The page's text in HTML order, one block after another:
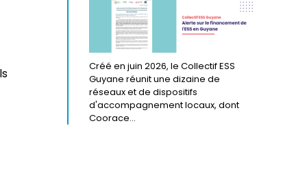
Créé en juin 2026, le Collectif ESS
Guyane réunit une dizaine de
réseaux et de dispositifs
d'accompagnement locaux, dont
Coorace...